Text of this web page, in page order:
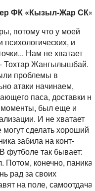
ФК «Кызыл-Жар
потому что у моей
и
Нам не хватает
Тохтар Жангылышбай.
проблемы в
атаки начинаем,
паса, доставки
был еще и
И не хватает
сделать хороший
забила на конт-
футболе так бывает:
Потом, конечно, паника
рад за своих
на поле, самоотдача